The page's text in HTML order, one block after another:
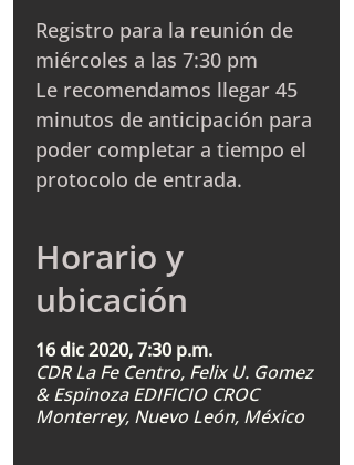
Registro para la reunión de
miércoles a las 7:30 pm
Le recomendamos llegar 45
minutos de anticipación para
poder completar a tiempo el
protocolo de entrada.
Horario y
ubicación
16 dic 2020, 7:30 p.m.
CDR La Fe Centro, Felix U. Gomez
& Espinoza EDIFICIO CROC
Monterrey, Nuevo León, México